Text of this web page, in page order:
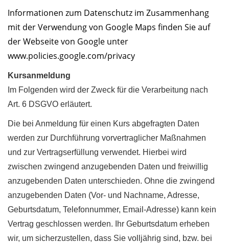
Informationen zum Datenschutz im Zusammenhang
mit der Verwendung von Google Maps finden Sie auf
der Webseite von Google unter
www.policies.google.com/privacy
Kursanmeldung
Im Folgenden wird der Zweck für die Verarbeitung nach
Art. 6 DSGVO erläutert.
Die bei Anmeldung für einen Kurs abgefragten Daten
werden zur Durchführung vorvertraglicher Maßnahmen
und zur Vertragserfüllung verwendet. Hierbei wird
zwischen zwingend anzugebenden Daten und freiwillig
anzugebenden Daten unterschieden. Ohne die zwingend
anzugebenden Daten (Vor- und Nachname, Adresse,
Geburtsdatum, Telefonnummer, Email-Adresse) kann kein
Vertrag geschlossen werden. Ihr Geburtsdatum erheben
wir, um sicherzustellen, dass Sie volljährig sind, bzw. bei